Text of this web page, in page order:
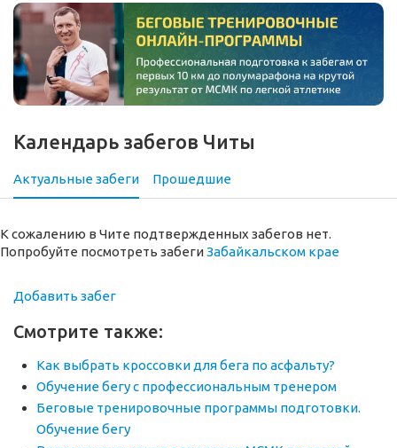
Календарь забегов Читы
Актуальные забеги Прошедшие
К сожалению в Чите подтвержденных забегов нет.
Попробуйте посмотреть забегиЗабайкальском крае
Добавить забег
Смотрите также:
Как выбрать кроссовки для бега по асфальту?
Обучение бегу с профессиональным тренером
Беговые тренировочные программы подготовки.
Обучение бегу